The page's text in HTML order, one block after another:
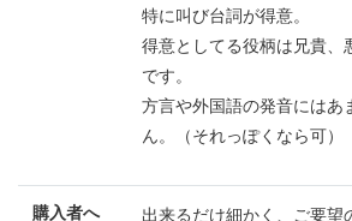
特に叫び台詞が得意。
得意としてる役柄は兄貴、
です。
方言や外国語の発音にはあ
ん。（それっぽくなら可）
購入者へ
出来るだけ細かく、ご要望